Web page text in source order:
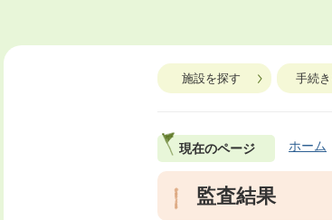
施設を探す 手続
現在のページ ホーム
監査結果